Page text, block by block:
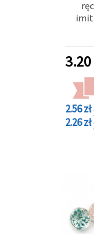
mm,
3.20
2.56 zł
2.26 zł